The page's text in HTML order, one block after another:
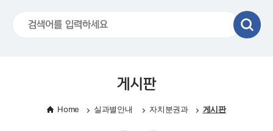
게시판
Home 실과별안내 자치분권과 게시판